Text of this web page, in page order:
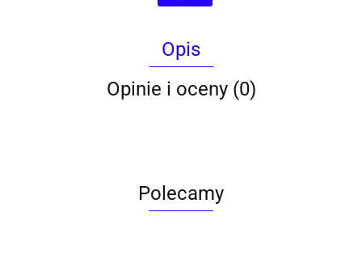
Opis
Opinie i oceny (0)
Polecamy